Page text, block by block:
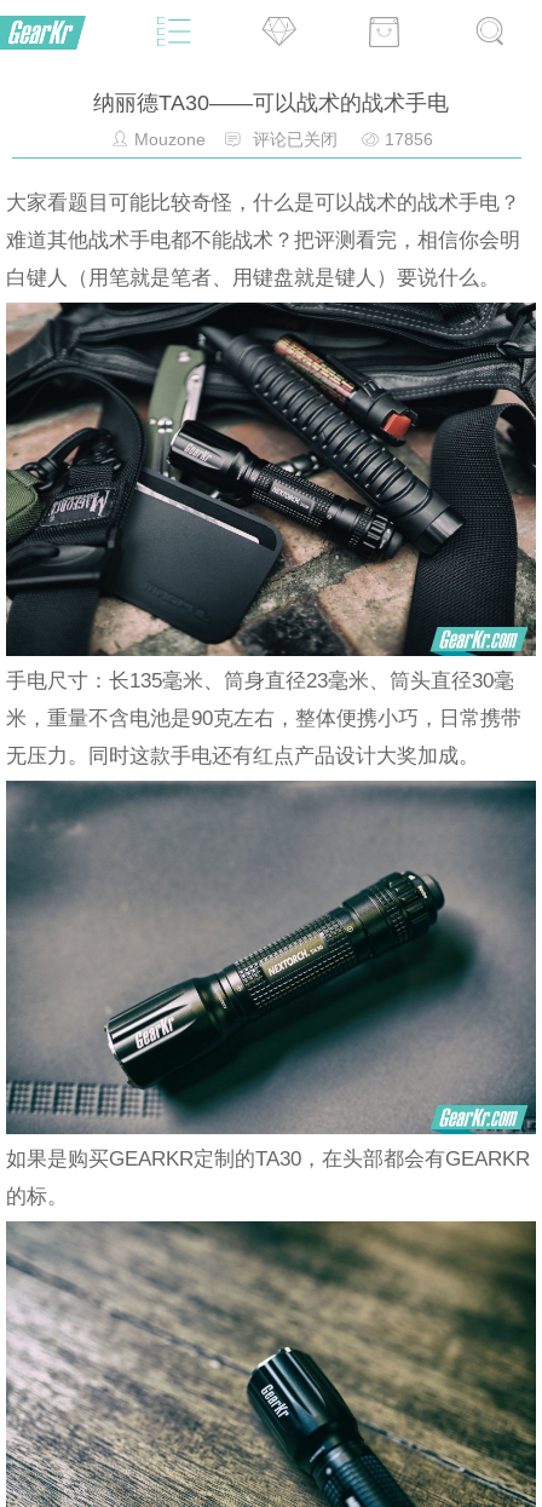
纳丽德TA30——可以战术的战术手电
Mouzone 评论已关闭 17856
大家看题目可能比较奇怪，什么是可以战术的战术手电？
难道其他战术手电都不能战术？把评测看完，相信你会明
白键人（用笔就是笔者、用键盘就是键人）要说什么。
手电尺寸：长135毫米、筒身直径23毫米、筒头直径30毫
米，重量不含电池是90克左右，整体便携小巧，日常携带
无压力。同时这款手电还有红点产品设计大奖加成。
如果是购买GEARKR定制的TA30，在头部都会有GEARKR
的标。